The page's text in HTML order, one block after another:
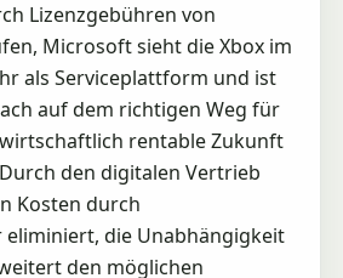
Lizenzgebühren von
Microsoft sieht die Xbox im
als Serviceplattform und ist
auf dem richtigen Weg für
rentable Zukunft
den digitalen Vertrieb
Kosten durch
eliminiert, die Unabhängigkeit
den möglichen